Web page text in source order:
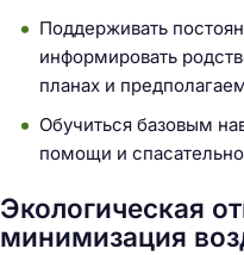
Поддерживать
информировать
планах и
Обучиться базовым
помощи и
Экологическая
минимизация